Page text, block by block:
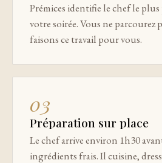
Prémices identifie le chef le
votre soirée. Vous ne parcourez
faisons ce travail pour vous.
03
Préparation sur place
Le chef arrive environ 1h30
ingrédients frais. Il cuisine,